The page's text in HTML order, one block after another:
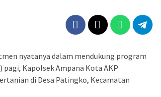
nyatanya dalam mendukung program
pagi, Kapolsek Ampana Kota AKP
di Desa Patingko, Kecamatan